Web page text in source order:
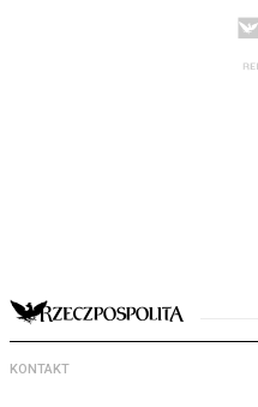
KONTAKT